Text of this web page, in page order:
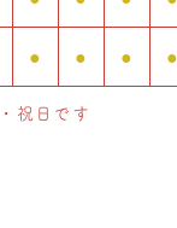
● ● ● ●
祝日です